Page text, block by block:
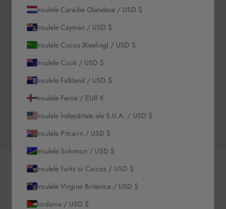
Insulele Caraibe Olandeze / USD $
Insulele Cayman / USD $
Insulele Cocos (Keeling) / USD $
Insulele Cook / USD $
Insulele Falkland / USD $
Insulele Feroe / EUR €
Insulele Îndepărtate ale S.U.A. / USD $
Insulele Pitcairn / USD $
Insulele Solomon / USD $
Insulele Turks și Caicos / USD $
Insulele Virgine Britanice / USD $
Iordania / USD $